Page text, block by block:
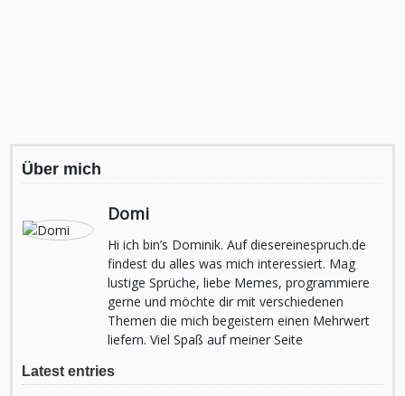
Über mich
Domi
Hi ich bin’s Dominik. Auf diesereinespruch.de
findest du alles was mich interessiert. Mag
lustige Sprüche, liebe Memes, programmiere
gerne und möchte dir mit verschiedenen
Themen die mich begeistern einen Mehrwert
liefern. Viel Spaß auf meiner Seite
Latest entries